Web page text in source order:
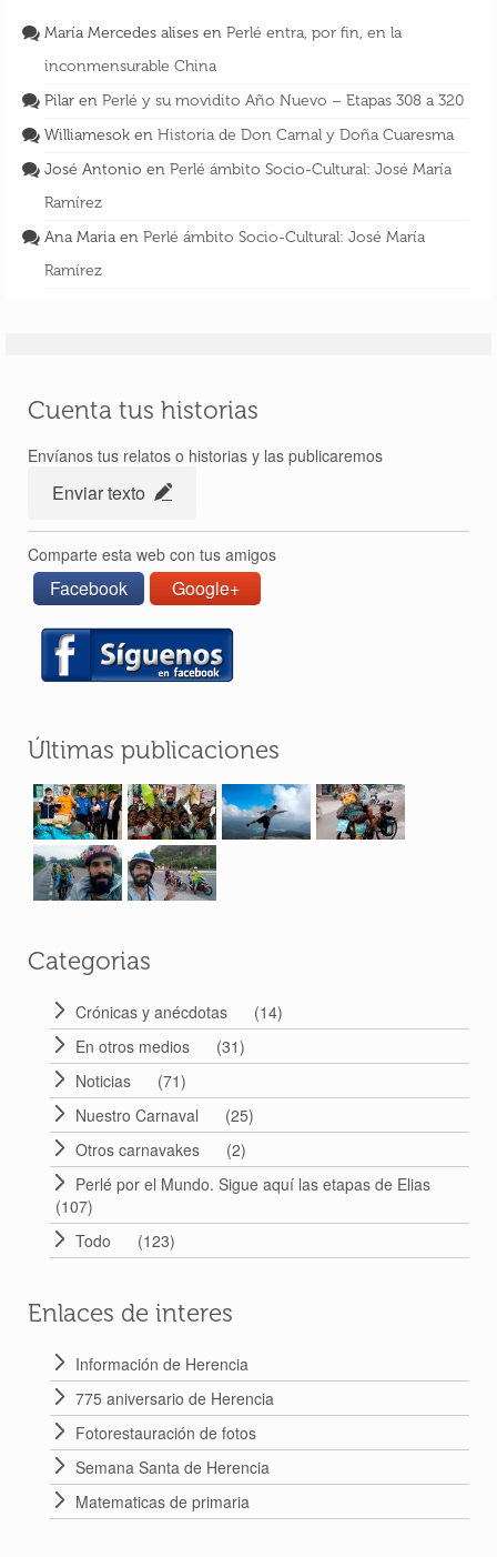
María Mercedes alises en Perlé entra, por fin, en la
inconmensurable China
Pilar en Perlé y su movidito Año Nuevo – Etapas 308 a 320
Williamesok en Historia de Don Carnal y Doña Cuaresma
José Antonio en Perlé ámbito Socio-Cultural: José María
Ramírez
Ana Maria en Perlé ámbito Socio-Cultural: José María
Ramírez
Cuenta tus historias
Envíanos tus relatos o historias y las publicaremos
Enviar texto
Comparte esta web con tus amigos
Facebook Google+
Últimas publicaciones
Categorias
Crónicas y anécdotas
(14)
En otros medios
(31)
Noticias
(71)
Nuestro Carnaval
(25)
Otros carnavakes
(2)
Perlé por el Mundo. Sigue aquí las etapas de Elias
(107)
Todo
(123)
Enlaces de interes
Información de Herencia
775 aniversario de Herencia
Fotorestauración de fotos
Semana Santa de Herencia
Matematicas de primaria